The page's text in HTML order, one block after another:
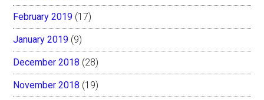
February 2019 (17)
January 2019 (9)
December 2018 (28)
November 2018 (19)